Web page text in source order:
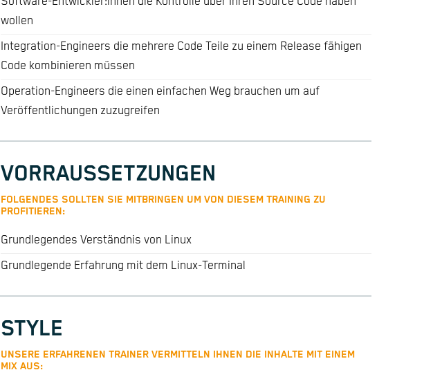
wollen
Integration-Engineers die mehrere Code Teile zu einem Release fähigen
Code kombinieren müssen
Operation-Engineers die einen einfachen Weg brauchen um auf
Veröffentlichungen zuzugreifen
VORRAUSSETZUNGEN
FOLGENDES SOLLTEN SIE MITBRINGEN UM VON DIESEM TRAINING ZU
PROFITIEREN:
Grundlegendes Verständnis von Linux
Grundlegende Erfahrung mit dem Linux-Terminal
STYLE
UNSERE ERFAHRENEN TRAINER VERMITTELN IHNEN DIE INHALTE MIT EINEM
MIX AUS: